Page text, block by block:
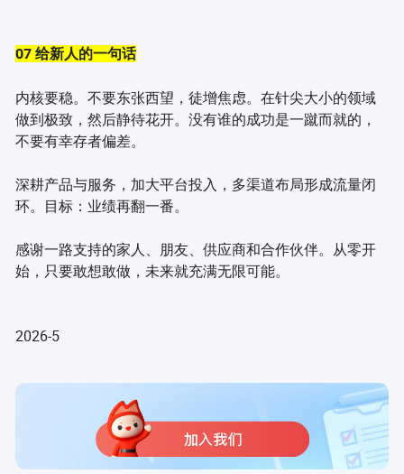
07 给新人的一句话
内核要稳。不要东张西望，徒增焦虑。在针尖大小的领域
做到极致，然后静待花开。没有谁的成功是一蹴而就的，
不要有幸存者偏差。
深耕产品与服务，加大平台投入，多渠道布局形成流量闭
环。目标：业绩再翻一番。
感谢一路支持的家人、朋友、供应商和合作伙伴。从零开
始，只要敢想敢做，未来就充满无限可能。
2026-5